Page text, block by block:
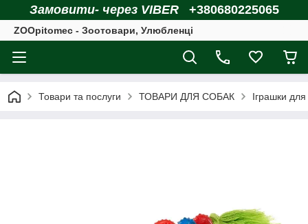
Замовити- через VIBER +380680225065
ZOOpitomec - Зоотовари, Улюбленці
Товари та послуги ТОВАРИ ДЛЯ СОБАК Іграшки